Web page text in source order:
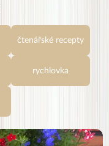
čtenářské recepty
rychlovka